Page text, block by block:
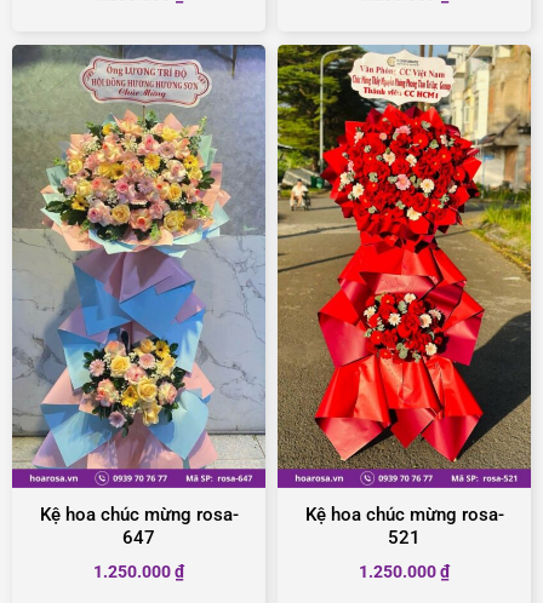
Kệ hoa chúc mừng rosa-
647
1.250.000₫
Kệ hoa chúc mừng rosa-
521
1.250.000₫